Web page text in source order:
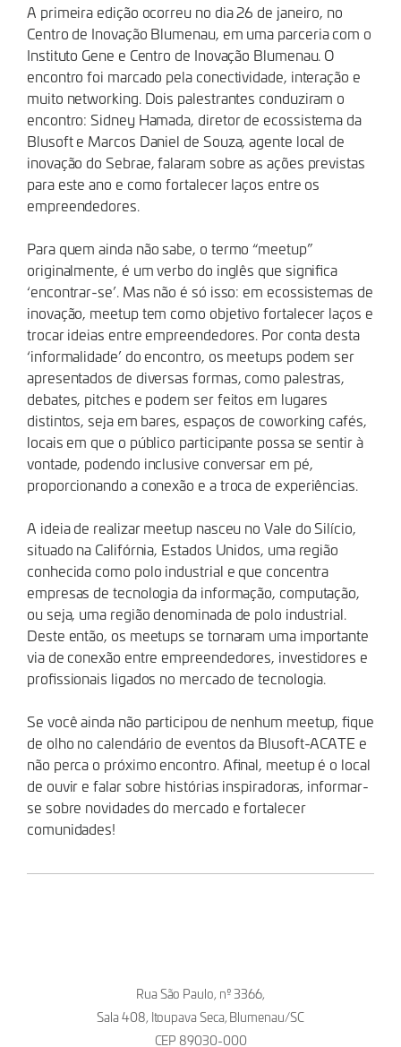
A primeira edição ocorreu no dia 26 de janeiro, no
Centro de Inovação Blumenau, em uma parceria com o
Instituto Gene e Centro de Inovação Blumenau. O
encontro foi marcado pela conectividade, interação e
muito networking. Dois palestrantes conduziram o
encontro: Sidney Hamada, diretor de ecossistema da
Blusoft e Marcos Daniel de Souza, agente local de
inovação do Sebrae, falaram sobre as ações previstas
para este ano e como fortalecer laços entre os
empreendedores.
Para quem ainda não sabe, o termo “meetup”
originalmente, é um verbo do inglês que significa
‘encontrar-se’. Mas não é só isso: em ecossistemas de
inovação, meetup tem como objetivo fortalecer laços e
trocar ideias entre empreendedores. Por conta desta
‘informalidade’ do encontro, os meetups podem ser
apresentados de diversas formas, como palestras,
debates, pitches e podem ser feitos em lugares
distintos, seja em bares, espaços de coworking cafés,
locais em que o público participante possa se sentir à
vontade, podendo inclusive conversar em pé,
proporcionando a conexão e a troca de experiências.
A ideia de realizar meetup nasceu no Vale do Silício,
situado na Califórnia, Estados Unidos, uma região
conhecida como polo industrial e que concentra
empresas de tecnologia da informação, computação,
ou seja, uma região denominada de polo industrial.
Deste então, os meetups se tornaram uma importante
via de conexão entre empreendedores, investidores e
profissionais ligados no mercado de tecnologia.
Se você ainda não participou de nenhum meetup, fique
de olho no calendário de eventos da Blusoft-ACATE e
não perca o próximo encontro. Afinal, meetup é o local
de ouvir e falar sobre histórias inspiradoras, informar-
se sobre novidades do mercado e fortalecer
comunidades!
Rua São Paulo, nº 3366,
Sala 408, Itoupava Seca, Blumenau/SC
CEP 89030-000